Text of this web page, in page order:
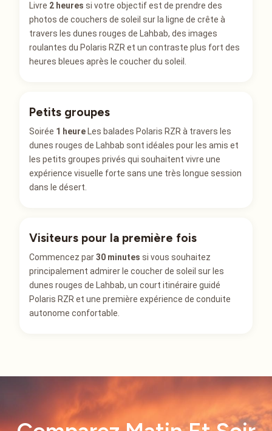
Livre 2 heures si votre objectif est de prendre des
photos de couchers de soleil sur la ligne de crête à
travers les dunes rouges de Lahbab, des images
roulantes du Polaris RZR et un contraste plus fort des
heures bleues après le coucher du soleil.
Petits groupes
Soirée 1 heure Les balades Polaris RZR à travers les
dunes rouges de Lahbab sont idéales pour les amis et
les petits groupes privés qui souhaitent vivre une
expérience visuelle forte sans une très longue session
dans le désert.
Visiteurs pour la première fois
Commencez par30 minutes si vous souhaitez
principalement admirer le coucher de soleil sur les
dunes rouges de Lahbab, un court itinéraire guidé
Polaris RZR et une première expérience de conduite
autonome confortable.